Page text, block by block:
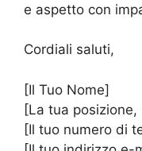
e aspetto con
Cordiali saluti,
[Il Tuo Nome]
[La tua
[Il tuo numero di